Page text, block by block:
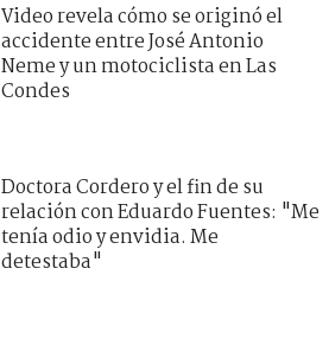
Video revela cómo se originó el
accidente entre José Antonio
Neme y un motociclista en Las
Condes
Doctora Cordero y el fin de su
relación con Eduardo Fuentes: "Me
tenía odio y envidia. Me
detestaba"